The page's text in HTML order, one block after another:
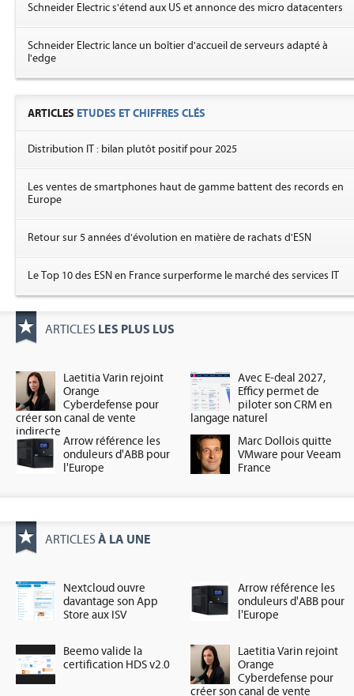
Schneider Electric s'étend aux US et annonce des micro datacenters
Schneider Electric lance un boîtier d'accueil de serveurs adapté à
l'edge
ARTICLES ETUDES ET CHIFFRES CLÉS
Distribution IT : bilan plutôt positif pour 2025
Les ventes de smartphones haut de gamme battent des records en
Europe
Retour sur 5 années d'évolution en matière de rachats d'ESN
Le Top 10 des ESN en France surperforme le marché des services IT
ARTICLES LES PLUS LUS
Laetitia Varin rejoint
Orange
Cyberdefense pour
créer son canal de vente
indirecte
Avec E-deal 2027,
Efficy permet de
piloter son CRM en
langage naturel
Arrow référence les
onduleurs d'ABB pour
l'Europe
Marc Dollois quitte
VMware pour Veeam
France
ARTICLES À LA UNE
Nextcloud ouvre
davantage son App
Store aux ISV
Arrow référence les
onduleurs d'ABB pour
l'Europe
Beemo valide la
certification HDS v2.0
Laetitia Varin rejoint
Orange
Cyberdefense pour
créer son canal de vente